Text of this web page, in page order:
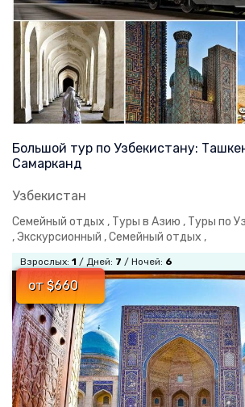
Большой тур по Узбекистану:
Самарканд
Узбекистан
Семейный отдых , Туры в Азию , Туры по
,Экскурсионный ,Семейный отдых ,
Взрослых: 1 / Дней: 7 / Ночей: 6
от $660